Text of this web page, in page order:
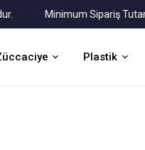
Minimum Sipariş Tutarı
Plastik